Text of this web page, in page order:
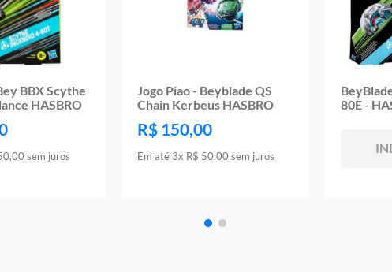
BBX Scythe
HASBRO
,00 sem juros
Jogo Piao - Beyblade QS
Chain Kerbeus HASBRO
R$ 150,00
Em até 3x R$ 50,00 sem juros
80E -